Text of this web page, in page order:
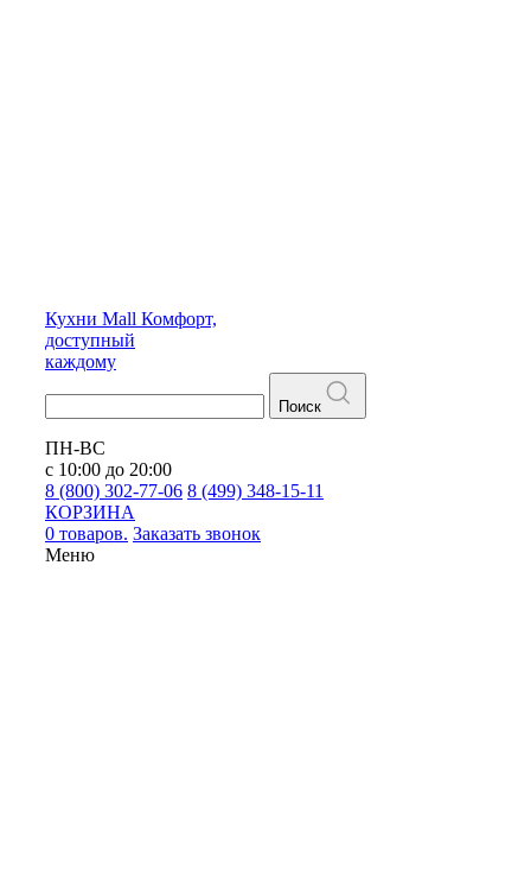
Кухни Mall Комфорт,
доступный
каждому
Поиск
ПН-ВС
с 10:00 до 20:00
8 (800) 302-77-06 8 (499) 348-15-11
КОРЗИНА
0 товаров. Заказать звонок
Меню